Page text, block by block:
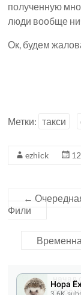
полученную
люди вообще
Ок, будем
Метки: такси
ezhick
←
Фили